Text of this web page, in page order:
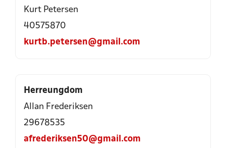
Kurt Petersen
40575870
kurtb.petersen@gmail.com
Herreungdom
Allan Frederiksen
29678535
afrederiksen50@gmail.com